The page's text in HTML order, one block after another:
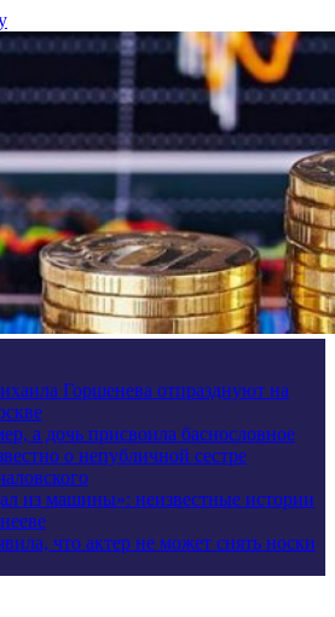
Горшенева отпразднуют на
а дочь присвоила баснословное
о непубличной сестре
из машины»: неизвестные истории
что актер не может снять носки